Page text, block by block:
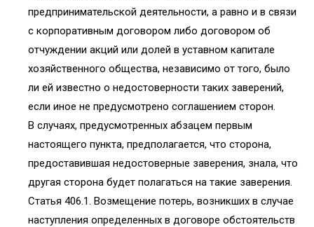
предпринимательской деятельности, а равно и в связи
с корпоративным договором либо договором об
отчуждении акций или долей в уставном капитале
хозяйственного общества, независимо от того, было
ли ей известно о недостоверности таких заверений,
если иное не предусмотрено соглашением сторон.
В случаях, предусмотренных абзацем первым
настоящего пункта, предполагается, что сторона,
предоставившая недостоверные заверения, знала, что
другая сторона будет полагаться на такие заверения.
Статья 406.1. Возмещение потерь, возникших в случае
наступления определенных в договоре обстоятельств